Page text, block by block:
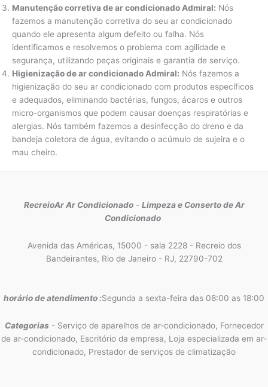
Manutenção corretiva de ar condicionado Admiral: Nós
fazemos a manutenção corretiva do seu ar condicionado
quando ele apresenta algum defeito ou falha. Nós
identificamos e resolvemos o problema com agilidade e
segurança, utilizando peças originais e garantia de serviço.
Higienização de ar condicionado Admiral: Nós fazemos a
higienização do seu ar condicionado com produtos específicos
e adequados, eliminando bactérias, fungos, ácaros e outros
micro-organismos que podem causar doenças respiratórias e
alergias. Nós também fazemos a desinfecção do dreno e da
bandeja coletora de água, evitando o acúmulo de sujeira e o
mau cheiro.
RecreioAr Ar Condicionado- Limpeza e Conserto de Ar
Condicionado
Avenida das Américas, 15000 - sala 2228 - Recreio dos
Bandeirantes, Rio de Janeiro - RJ, 22790-702
horário de atendimento :Segunda a sexta-feira das 08:00 as 18:00
Categorias - Serviço de aparelhos de ar-condicionado, Fornecedor
de ar-condicionado, Escritório da empresa, Loja especializada em ar-
condicionado, Prestador de serviços de climatização